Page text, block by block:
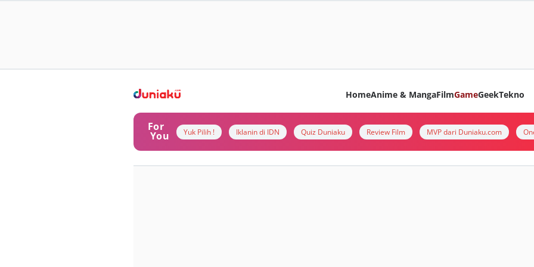
HomeAnime & MangaFilmGameGeekTekno
For
You Yuk Pilih ! Iklanin di IDN Quiz Duniaku Review Film MVP dari Duniaku.com